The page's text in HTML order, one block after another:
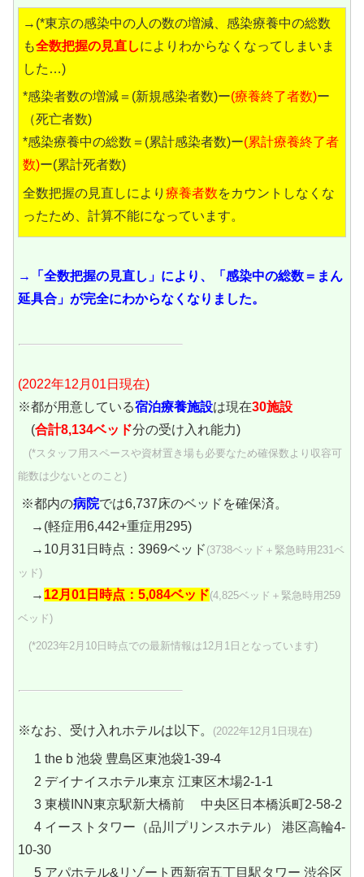
→(*東京の感染中の人の数の増減、感染療養中の総数
も全数把握の見直しによりわからなくなってしまいま
した…)
*感染者数の増減＝(新規感染者数)ー(療養終了者数)ー
（死亡者数)
*感染療養中の総数＝(累計感染者数)ー(累計療養終了者
数)ー(累計死者数)
全数把握の見直しにより 療養者数をカウントしなくな
ったため、計算不能になっています。
→「全数把握の見直し」により、「感染中の総数＝まん
延具合」が完全にわからなくなりました。
(2022年12月01日現在)
※都が用意している宿泊療養施設は現在30施設
(合計8,134ベッド分の受け入れ能力)
(*スタッフ用スペースや資材置き場も必要なため確保数より収容可
能数は少ないとのこと)
※都内の病院では6,737床のベッドを確保済。
→(軽症用6,442+重症用295)
→10月31日時点：3969ベッド (3738ベッド＋緊急時用231ベ
ッド)
→ 12月01日時点：5,084ベッド(4,825ベッド＋緊急時用259
ベッド)
(*2023年2月10日時点での最新情報は12月1日となっています)
※なお、受け入れホテルは以下。 (2022年12月1日現在)
1 the b 池袋 豊島区東池袋1-39-4
2 デイナイスホテル東京 江東区木場2-1-1
3 東横INN東京駅新大橋前 中央区日本橋浜町2-58-2
4 イーストタワー（品川プリンスホテル） 港区高輪4-
10-30
5 アパホテル&リゾート西新宿五丁目駅タワー 渋谷区